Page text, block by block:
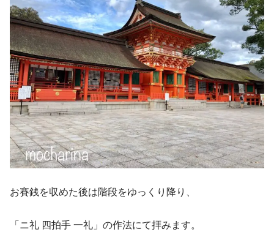
お賽銭を収めた後は階段をゆっくり降り、
「ニ礼 四拍手 一礼」の作法にて拝みます。